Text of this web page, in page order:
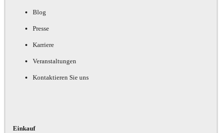
Blog
Presse
Karriere
Veranstaltungen
Kontaktieren Sie uns
Einkauf